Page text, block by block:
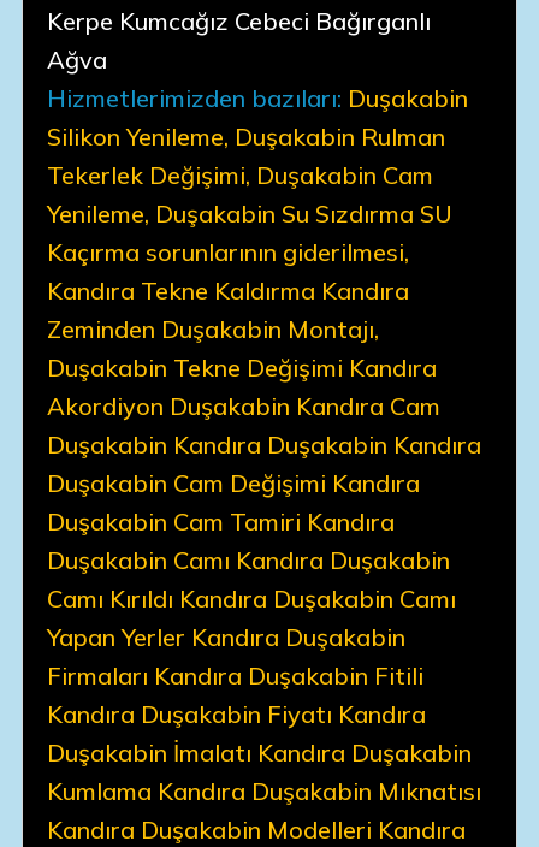
Kerpe Kumcağız Cebeci Bağırganlı
Ağva
Hizmetlerimizden bazıları: Duşakabin
Silikon Yenileme, Duşakabin Rulman
Tekerlek Değişimi, Duşakabin Cam
Yenileme, Duşakabin Su Sızdırma SU
Kaçırma sorunlarının giderilmesi,
Kandıra Tekne Kaldırma Kandıra
Zeminden Duşakabin Montajı,
Duşakabin Tekne Değişimi Kandıra
Akordiyon Duşakabin Kandıra Cam
Duşakabin Kandıra Duşakabin Kandıra
Duşakabin Cam Değişimi Kandıra
Duşakabin Cam Tamiri Kandıra
Duşakabin Camı Kandıra Duşakabin
Camı Kırıldı Kandıra Duşakabin Camı
Yapan Yerler Kandıra Duşakabin
Firmaları Kandıra Duşakabin Fitili
Kandıra Duşakabin Fiyatı Kandıra
Duşakabin İmalatı Kandıra Duşakabin
Kumlama Kandıra Duşakabin Mıknatısı
Kandıra Duşakabin Modelleri Kandıra